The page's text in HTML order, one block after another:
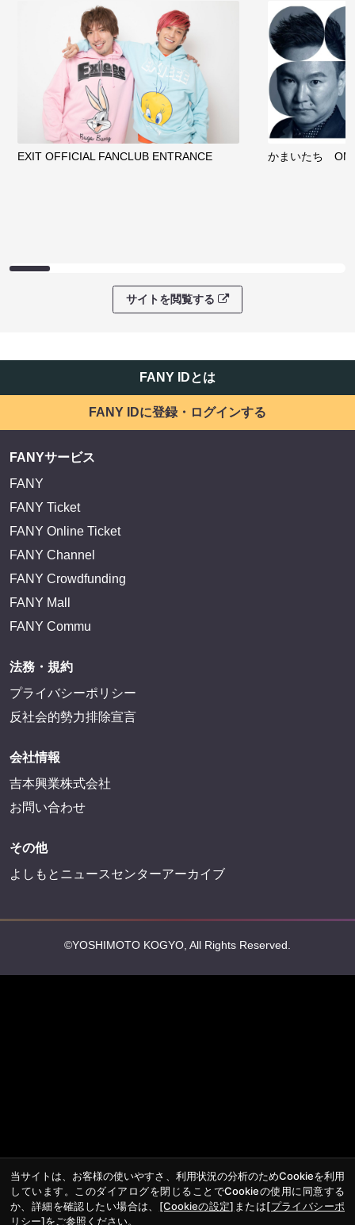
EXIT OFFICIAL FANCLUB ENTRANCE かまいたち
サイトを閲覧する
FANY IDとは
FANY IDに登録・ログインする
FANYサービス
FANY
FANY Ticket
FANY Online Ticket
FANY Channel
FANY Crowdfunding
FANY Mall
FANY Commu
法務・規約
プライバシーポリシー
反社会的勢力排除宣言
会社情報
吉本興業株式会社
お問い合わせ
その他
よしもとニュースセンターアーカイブ
©YOSHIMOTO KOGYO, All Rights Reserved.
当サイトは、お客様の使いやすさ、利用状況の分析のためCookieを利用
しています。このダイアログを閉じることでCookieの使用に同意する
か、詳細を確認したい場合は、 [Cookieの設定] または[プライバシーポ
リシー]をご参照ください。